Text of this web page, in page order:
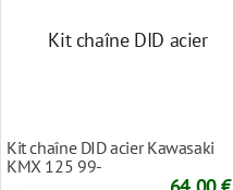
Kit chaîne DID acier Kawasaki
KMX 125 99-